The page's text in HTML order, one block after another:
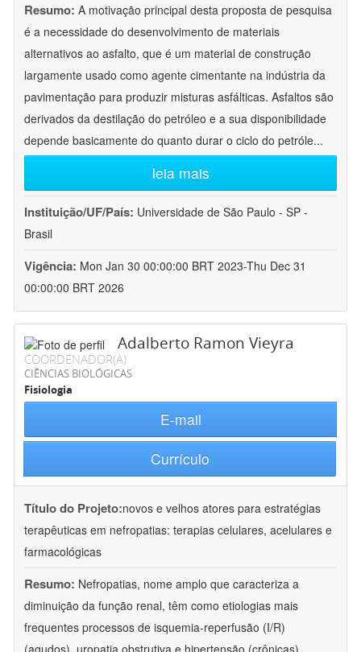
Resumo: A motivação principal desta proposta de pesquisa
é a necessidade do desenvolvimento de materiais
alternativos ao asfalto, que é um material de construção
largamente usado como agente cimentante na indústria da
pavimentação para produzir misturas asfálticas. Asfaltos são
derivados da destilação do petróleo e a sua disponibilidade
depende basicamente do quanto durar o ciclo do petróle...
leia mais
Instituição/UF/País: Universidade de São Paulo - SP -
Brasil
Vigência: Mon Jan 30 00:00:00 BRT 2023-Thu Dec 31
00:00:00 BRT 2026
Adalberto Ramon Vieyra
COORDENADOR(A)
CIÊNCIAS BIOLÓGICAS
Fisiologia
E-mail
Currículo
Título do Projeto:novos e velhos atores para estratégias
terapêuticas em nefropatias: terapias celulares, acelulares e
farmacológicas
Resumo: Nefropatias, nome amplo que caracteriza a
diminuição da função renal, têm como etiologias mais
frequentes processos de isquemia-reperfusão (I/R)